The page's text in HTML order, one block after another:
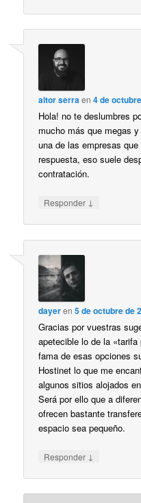
aitor serraen4 de
Hola! no te deslumbres
mucho más que megas
una de las empresas
respuesta, eso suele
contratación.
Responder ↓
dayeren5 de octubre de
Gracias por vuestras
apetecible lo de la
fama de esas opciones
Hostinet lo que me
algunos sitios alojados
Será por ello que a
ofrecen bastante
espacio sea pequeño.
Responder ↓